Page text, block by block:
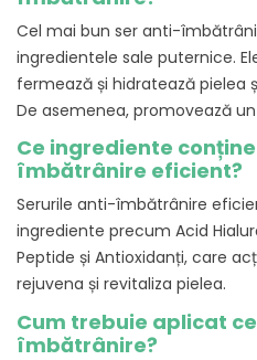
Cel mai bun ser anti-
ingredientele sale puternice.
fermează și hidratează pielea
De asemenea, promovează
Ce ingrediente
îmbătrânire eficient?
Serurile anti-îmbătrânire
ingrediente precum Acid
Peptide și Antioxidanți, care
rejuvena și revitaliza pielea.
Cum trebuie aplicat
îmbătrânire?